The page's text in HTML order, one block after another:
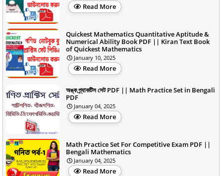
Read More
Quickest Mathematics Quantitative Aptitude &
Numerical Ability Book PDF || Kiran Text Book
of Quickest Mathematics
January 10, 2025
Read More
অঙ্ক প্র্যাকটিস সেট PDF || Math Practice Set in Bengali
PDF
January 04, 2025
Read More
Math Practice Set For Competitive Exam PDF ||
Bengali Mathematics
January 04, 2025
Read More